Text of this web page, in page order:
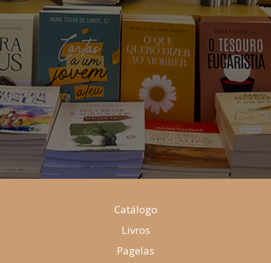
Catálogo
Livros
Pagelas